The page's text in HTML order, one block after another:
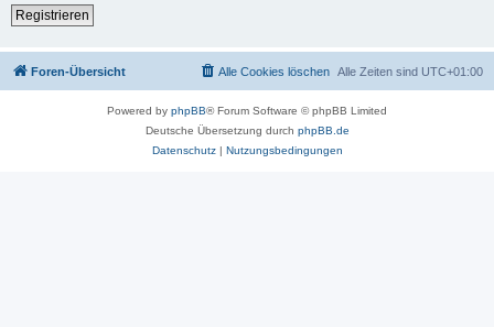
Registrieren
Foren-Übersicht Alle Zeiten sind UTC+01:00
Alle Cookies löschen
Powered by phpBB® Forum Software © phpBB Limited
Deutsche Übersetzung durch phpBB.de
Datenschutz| Nutzungsbedingungen